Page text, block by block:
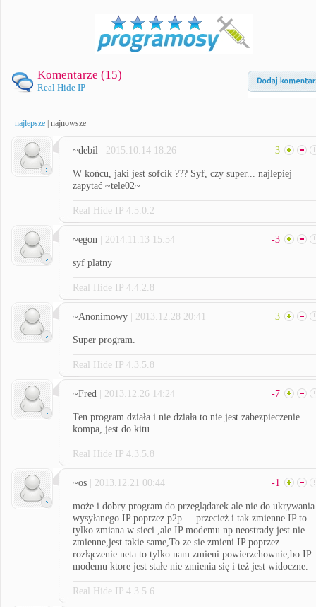
Komentarze (15)
Real Hide IP
najlepsze najnowsze
~debil | 2015.10.14 18:26 3
W końcu, jaki jest sofcik ??? Syf, czy super... najlepiej
zapytać ~tele02~
Real Hide IP 4.5.0.2
~egon | 2014.11.13 15:54 -3
syf platny
Real Hide IP 4.4.2.8
~Anonimowy | 2013.12.28 20:41 3
Super program.
Real Hide IP 4.3.5.8
~Fred | 2013.12.26 14:24 -7
Ten program działa i nie działa to nie jest zabezpieczenie
kompa, jest do kitu.
Real Hide IP 4.3.5.8
~os | 2013.12.21 00:44 -1
może i dobry program do przeglądarek ale nie do ukrywania
wysyłanego IP poprzez p2p ... przecież i tak zmienne IP to
tylko zmiana w sieci ,ale IP modemu np neostrady jest nie
zmienne,jest takie same,To ze sie zmieni IP poprzez
rozłączenie neta to tylko nam zmieni powierzchownie,bo IP
modemu ktore jest stałe nie zmienia się i też jest widoczne.
Real Hide IP 4.3.5.6